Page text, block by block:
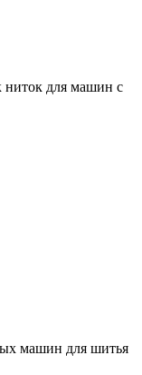
ниток для машин с
машин для шитья